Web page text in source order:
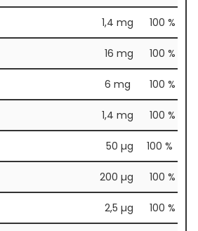
1,4 mg 100 %
16 mg 100 %
6 mg 100 %
1,4 mg 100 %
50 µg 100 %
200 µg 100 %
2,5 µg 100 %